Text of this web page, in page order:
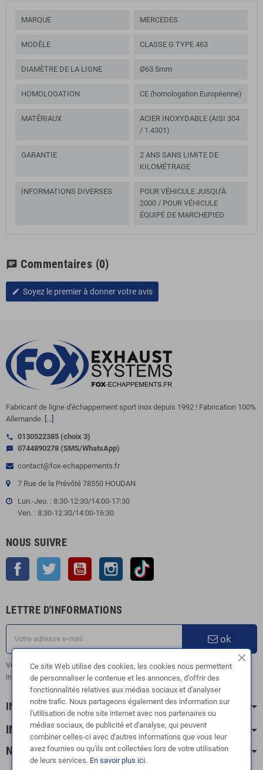
MARQUE MERCEDES
MODÈLE CLASSE G TYPE 463
DIAMÈTRE DE LA LIGNE Ø63.5mm
HOMOLOGATION CE (homologation Européenne)
MATÉRIAUX
ACIER INOXYDABLE (AISI 304
/ 1.4301)
GARANTIE
2 ANS SANS LIMITE DE
KILOMÉTRAGE
INFORMATIONS DIVERSES
POUR VÉHICULE JUSQU’À
2000 / POUR VÉHICULE
ÉQUIPÉ DE MARCHEPIED
chat Commentaires (0)
edit Soyez le premier à donner votre avis
Fabricant de ligne d'échappement sport inox depuis 1992 ! Fabrication 100%
Allemande. [...]
call 0130522385 (choix 3)
sms
0744890278 (SMS/WhatsApp)
contact@fox-echappements.fr
7 Rue de la Prévôté 78550 HOUDAN
Lun.-Jeu. : 8:30-12:30/14:00-17:30
Ven. : 8:30-12:30/14:00-16:30
NOUS SUIVRE
Facebook Twitter YouTube Instagram
LETTRE D'INFORMATIONS
ok
Vous pouvez vous désinscrire à tout moment. Vous trouverez pour cela nos
informations de contact dans les conditions d'utilisation du site.
INFORMATION
INFOS PRATIQUES
NOS CATÉGORIES
Ce site Web utilise des cookies, les cookies nous permettent
de personnaliser le contenue et les annonces, d’offrir des
fonctionnalités relatives aux médias sociaux et d'analyser
notre trafic. Nous partageons également des information sur
l'utilisation de notre site internet avec nos partenaires ou
médias sociaux, de publicité et d'analyse, qui peuvent
combiner celles-ci avec d'autres informations que vous leur
avez fournies ou qu'ils ont collectées lors de votre utilisation
de leurs services. En savoir plus ici.